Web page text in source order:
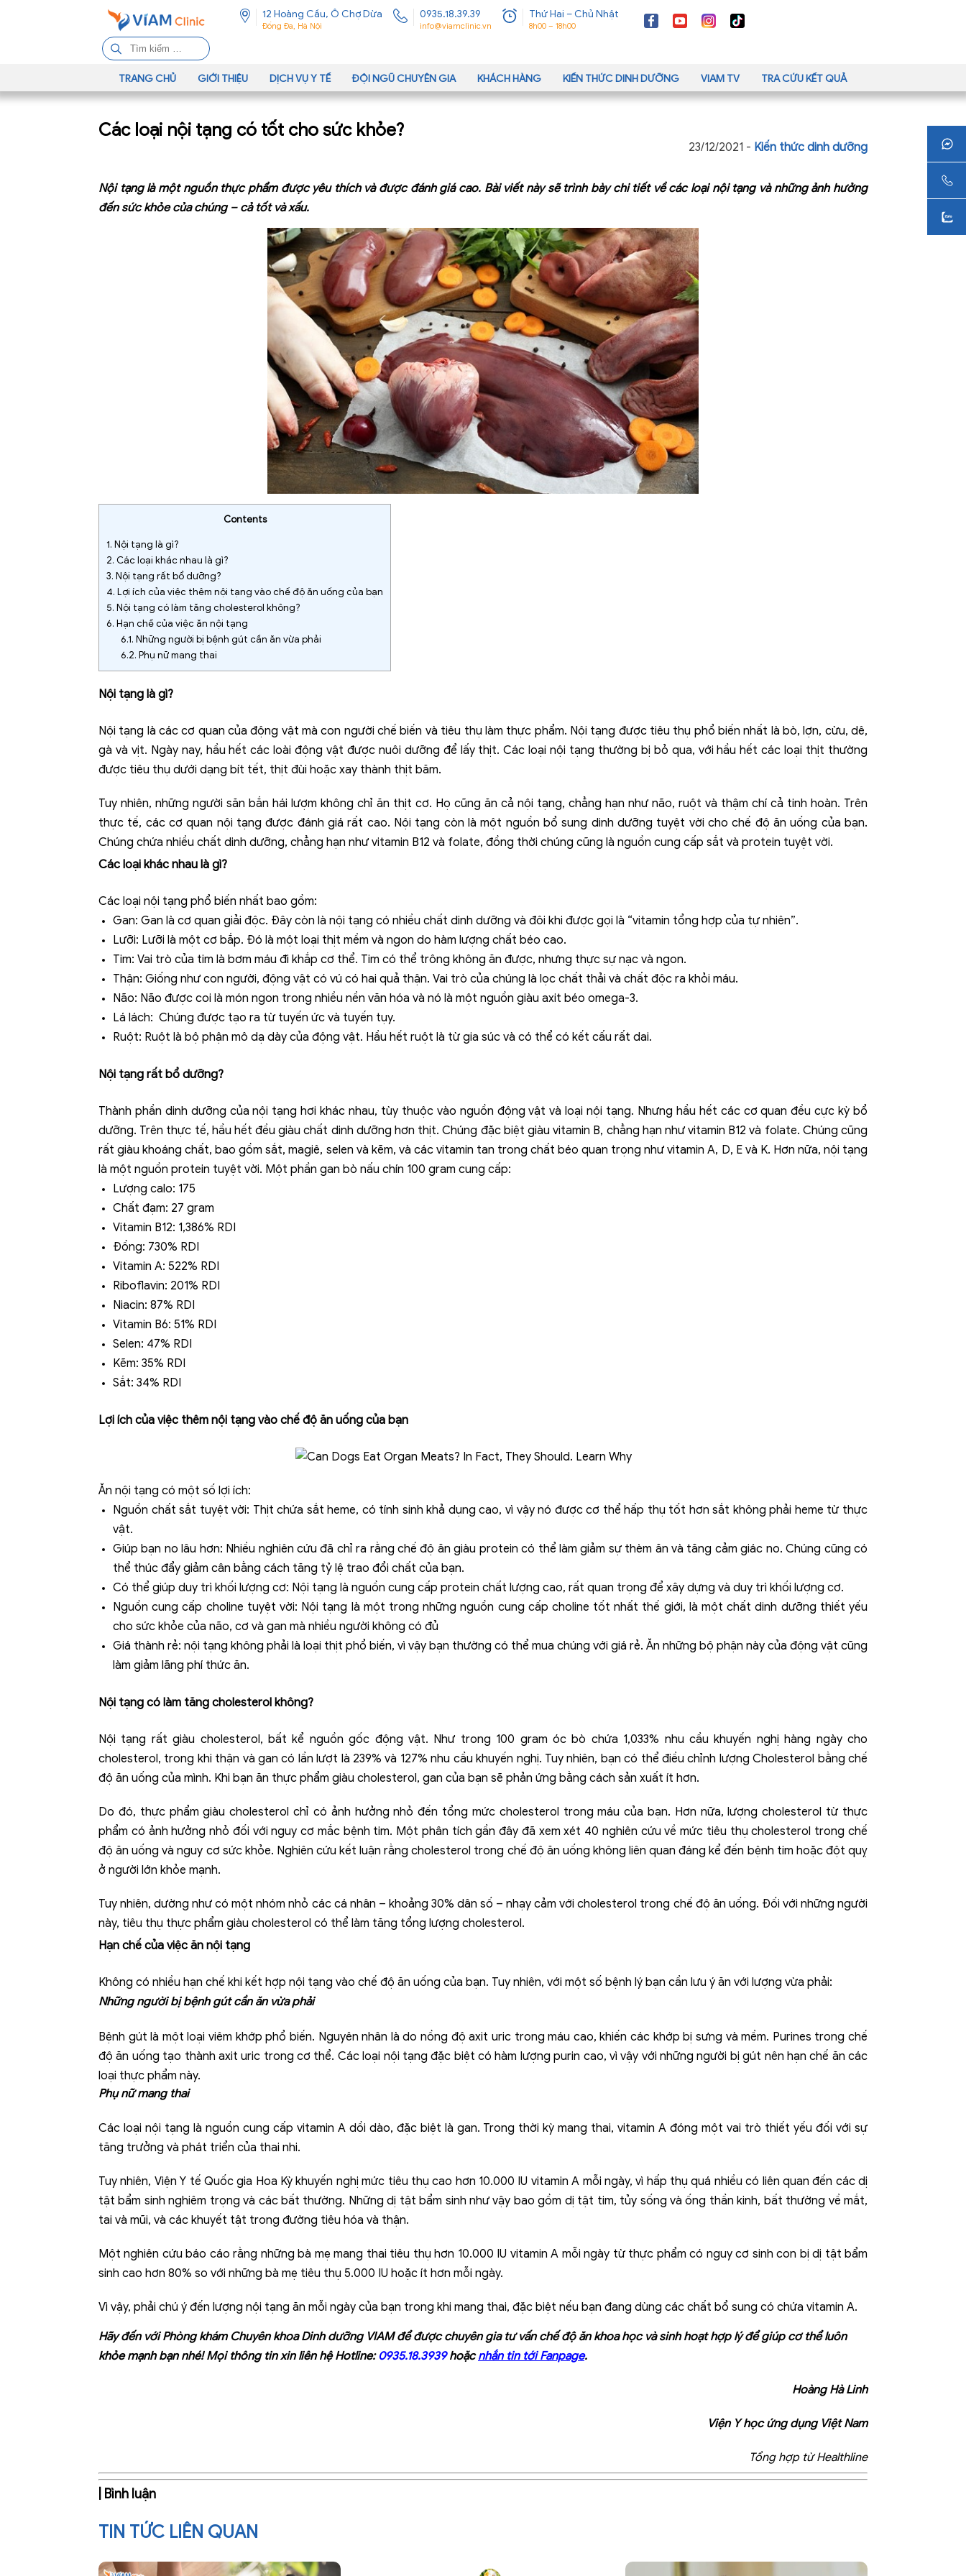
12 Hoàng Cầu, Ô Chợ Dừa
Đống Đa, Hà Nội
0935.18.39.39
info@viamclinic.vn
Thứ Hai – Chủ Nhật
8h00 – 18h00
ì
m
k
ế
o
:
TRANG CHỦ GIỚI THIỆU DỊCH VỤ Y TẾ ĐỘI NGŨ CHUYÊN GIA KHÁCH HÀNG KIẾN THỨC DINH DƯỠNG VIAM TV TRA CỨU KẾT QUẢ
Các loại nội tạng có tốt cho sức khỏe?
23/12/2021 - Kiến thức dinh dưỡng
Nội tạng là một nguồn thực phẩm được yêu thích và được đánh giá cao. Bài viết này sẽ trình bày chi tiết về các loại nội tạng và những ảnh hưởng
đến sức khỏe của chúng – cả tốt và xấu.
Contents
1. Nội tạng là gì?
2. Các loại khác nhau là gì?
3. Nội tạng rất bổ dưỡng?
4. Lợi ích của việc thêm nội tạng vào chế độ ăn uống của bạn
5. Nội tạng có làm tăng cholesterol không?
6. Hạn chế của việc ăn nội tạng
6.1. Những người bị bệnh gút cần ăn vừa phải
6.2. Phụ nữ mang thai
Nội tạng là gì?
Nội tạng là các cơ quan của động vật mà con người chế biến và tiêu thụ làm thực phẩm. Nội tạng được tiêu thụ phổ biến nhất là bò, lợn, cừu, dê,
gà và vịt. Ngày nay, hầu hết các loài động vật được nuôi dưỡng để lấy thịt. Các loại nội tạng thường bị bỏ qua, với hầu hết các loại thịt thường
được tiêu thụ dưới dạng bít tết, thịt đùi hoặc xay thành thịt băm.
Tuy nhiên, những người săn bắn hái lượm không chỉ ăn thịt cơ. Họ cũng ăn cả nội tạng, chẳng hạn như não, ruột và thậm chí cả tinh hoàn. Trên
thực tế, các cơ quan nội tạng được đánh giá rất cao. Nội tạng còn là một nguồn bổ sung dinh dưỡng tuyệt vời cho chế độ ăn uống của bạn.
Chúng chứa nhiều chất dinh dưỡng, chẳng hạn như vitamin B12 và folate, đồng thời chúng cũng là nguồn cung cấp sắt và protein tuyệt vời.
Các loại khác nhau là gì?
Các loại nội tạng phổ biến nhất bao gồm:
Gan: Gan là cơ quan giải độc. Đây còn là nội tạng có nhiều chất dinh dưỡng và đôi khi được gọi là “vitamin tổng hợp của tự nhiên”.
Lưỡi: Lưỡi là một cơ bắp. Đó là một loại thịt mềm và ngon do hàm lượng chất béo cao.
Tim: Vai trò của tim là bơm máu đi khắp cơ thể. Tim có thể trông không ăn được, nhưng thực sự nạc và ngon.
Thận: Giống như con người, động vật có vú có hai quả thận. Vai trò của chúng là lọc chất thải và chất độc ra khỏi máu.
Não: Não được coi là món ngon trong nhiều nền văn hóa và nó là một nguồn giàu axit béo omega-3.
Lá lách: Chúng được tạo ra từ tuyến ức và tuyến tụy.
Ruột: Ruột là bộ phận mô dạ dày của động vật. Hầu hết ruột là từ gia súc và có thể có kết cấu rất dai.
Nội tạng rất bổ dưỡng?
Thành phần dinh dưỡng của nội tạng hơi khác nhau, tùy thuộc vào nguồn động vật và loại nội tạng. Nhưng hầu hết các cơ quan đều cực kỳ bổ
dưỡng. Trên thực tế, hầu hết đều giàu chất dinh dưỡng hơn thịt. Chúng đặc biệt giàu vitamin B, chẳng hạn như vitamin B12 và folate. Chúng cũng
rất giàu khoáng chất, bao gồm sắt, magiê, selen và kẽm, và các vitamin tan trong chất béo quan trọng như vitamin A, D, E và K. Hơn nữa, nội tạng
là một nguồn protein tuyệt vời. Một phần gan bò nấu chín 100 gram cung cấp:
Lượng calo: 175
Chất đạm: 27 gram
Vitamin B12: 1,386% RDI
Đồng: 730% RDI
Vitamin A: 522% RDI
Riboflavin: 201% RDI
Niacin: 87% RDI
Vitamin B6: 51% RDI
Selen: 47% RDI
Kẽm: 35% RDI
Sắt: 34% RDI
Lợi ích của việc thêm nội tạng vào chế độ ăn uống của bạn
Ăn nội tạng có một số lợi ích:
Nguồn chất sắt tuyệt vời: Thịt chứa sắt heme, có tính sinh khả dụng cao, vì vậy nó được cơ thể hấp thụ tốt hơn sắt không phải heme từ thực
vật.
Giúp bạn no lâu hơn: Nhiều nghiên cứu đã chỉ ra rằng chế độ ăn giàu protein có thể làm giảm sự thèm ăn và tăng cảm giác no. Chúng cũng có
thể thúc đẩy giảm cân bằng cách tăng tỷ lệ trao đổi chất của bạn.
Có thể giúp duy trì khối lượng cơ: Nội tạng là nguồn cung cấp protein chất lượng cao, rất quan trọng để xây dựng và duy trì khối lượng cơ.
Nguồn cung cấp choline tuyệt vời: Nội tạng là một trong những nguồn cung cấp choline tốt nhất thế giới, là một chất dinh dưỡng thiết yếu
cho sức khỏe của não, cơ và gan mà nhiều người không có đủ
Giá thành rẻ: nội tạng không phải là loại thịt phổ biến, vì vậy bạn thường có thể mua chúng với giá rẻ. Ăn những bộ phận này của động vật cũng
làm giảm lãng phí thức ăn.
Nội tạng có làm tăng cholesterol không?
Nội tạng rất giàu cholesterol, bất kể nguồn gốc động vật. Như trong 100 gram óc bò chứa 1,033% nhu cầu khuyến nghị hàng ngày cho
cholesterol, trong khi thận và gan có lần lượt là 239% và 127% nhu cầu khuyến nghị. Tuy nhiên, bạn có thể điều chỉnh lượng Cholesterol bằng chế
độ ăn uống của mình. Khi bạn ăn thực phẩm giàu cholesterol, gan của bạn sẽ phản ứng bằng cách sản xuất ít hơn.
Do đó, thực phẩm giàu cholesterol chỉ có ảnh hưởng nhỏ đến tổng mức cholesterol trong máu của bạn. Hơn nữa, lượng cholesterol từ thực
phẩm có ảnh hưởng nhỏ đối với nguy cơ mắc bệnh tim. Một phân tích gần đây đã xem xét 40 nghiên cứu về mức tiêu thụ cholesterol trong chế
độ ăn uống và nguy cơ sức khỏe. Nghiên cứu kết luận rằng cholesterol trong chế độ ăn uống không liên quan đáng kể đến bệnh tim hoặc đột quỵ
ở người lớn khỏe mạnh.
Tuy nhiên, dường như có một nhóm nhỏ các cá nhân – khoảng 30% dân số – nhạy cảm với cholesterol trong chế độ ăn uống. Đối với những người
này, tiêu thụ thực phẩm giàu cholesterol có thể làm tăng tổng lượng cholesterol.
Hạn chế của việc ăn nội tạng
Không có nhiều hạn chế khi kết hợp nội tạng vào chế độ ăn uống của bạn. Tuy nhiên, với một số bệnh lý bạn cần lưu ý ăn với lượng vừa phải:
Những người bị bệnh gút cần ăn vừa phải
Bệnh gút là một loại viêm khớp phổ biến. Nguyên nhân là do nồng độ axit uric trong máu cao, khiến các khớp bị sưng và mềm. Purines trong chế
độ ăn uống tạo thành axit uric trong cơ thể. Các loại nội tạng đặc biệt có hàm lượng purin cao, vì vậy với những người bị gút nên hạn chế ăn các
loại thực phẩm này.
Phụ nữ mang thai
Các loại nội tạng là nguồn cung cấp vitamin A dồi dào, đặc biệt là gan. Trong thời kỳ mang thai, vitamin A đóng một vai trò thiết yếu đối với sự
tăng trưởng và phát triển của thai nhi.
Tuy nhiên, Viện Y tế Quốc gia Hoa Kỳ khuyến nghị mức tiêu thụ cao hơn 10.000 IU vitamin A mỗi ngày, vì hấp thụ quá nhiều có liên quan đến các dị
tật bẩm sinh nghiêm trọng và các bất thường. Những dị tật bẩm sinh như vậy bao gồm dị tật tim, tủy sống và ống thần kinh, bất thường về mắt,
tai và mũi, và các khuyết tật trong đường tiêu hóa và thận.
Một nghiên cứu báo cáo rằng những bà mẹ mang thai tiêu thụ hơn 10.000 IU vitamin A mỗi ngày từ thực phẩm có nguy cơ sinh con bị dị tật bẩm
sinh cao hơn 80% so với những bà mẹ tiêu thụ 5.000 IU hoặc ít hơn mỗi ngày.
Vì vậy, phải chú ý đến lượng nội tạng ăn mỗi ngày của bạn trong khi mang thai, đặc biệt nếu bạn đang dùng các chất bổ sung có chứa vitamin A.
Hãy đến vớiPhòng khám Chuyên khoa Dinh dưỡng VIAMđể được chuyên gia tư vấn chế độ ăn khoa học và sinh hoạt hợp lý để giúp cơ thể luôn
khỏe mạnh bạn nhé! Mọi thông tin xin liên hệ Hotline: 0935.18.3939hoặcnhắn tin tới Fanpage.
Hoàng Hà Linh
Viện Y học ứng dụng Việt Nam
Tổng hợp từ Healthline
| Bình luận
TIN TỨC LIÊN QUAN